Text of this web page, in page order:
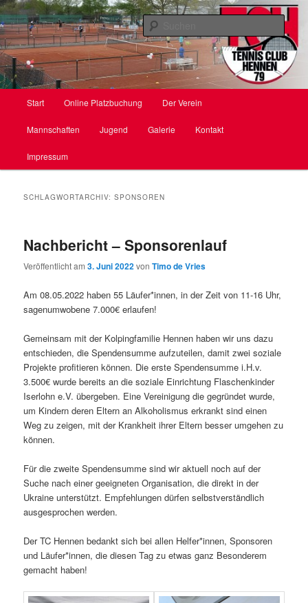
Zum
primären
Inhalt
springen
Zum
sekundären
Inhalt
springenTC Hennen e. V.
Start Online Platzbuchung Der Verein
Mannschaften Jugend Galerie Kontakt
Impressum
SCHLAGWORTARCHIV:SPONSOREN
Nachbericht – Sponsorenlauf
Veröffentlicht am3. Juni 2022vonTimo de Vries
Am 08.05.2022 haben 55 Läufer*innen, in der Zeit von 11-16 Uhr,
sagenumwobene 7.000€ erlaufen!
Gemeinsam mit der Kolpingfamilie Hennen haben wir uns dazu
entschieden, die Spendensumme aufzuteilen, damit zwei soziale
Projekte profitieren können. Die erste Spendensumme i.H.v.
3.500€ wurde bereits an die soziale Einrichtung Flaschenkinder
Iserlohn e.V. übergeben. Eine Vereinigung die gegründet wurde,
um Kindern deren Eltern an Alkoholismus erkrankt sind einen
Weg zu zeigen, mit der Krankheit ihrer Eltern besser umgehen zu
können.
Für die zweite Spendensumme sind wir aktuell noch auf der
Suche nach einer geeigneten Organisation, die direkt in der
Ukraine unterstützt. Empfehlungen dürfen selbstverständlich
ausgesprochen werden.
Der TC Hennen bedankt sich bei allen Helfer*innen, Sponsoren
und Läufer*innen, die diesen Tag zu etwas ganz Besonderem
gemacht haben!